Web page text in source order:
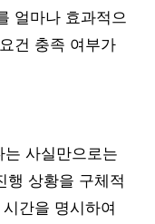
얼마나 효과적으
건 충족 여부가
사실만으로는
행 상황을 구체적
간을 명시하여